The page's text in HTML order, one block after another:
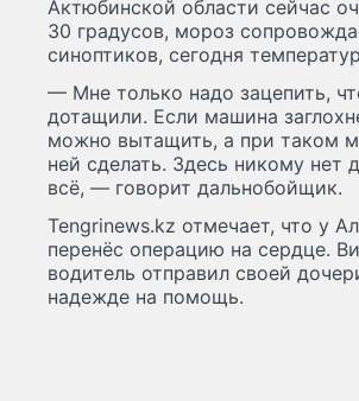
Актюбинской области сейчас
30 градусов, мороз
синоптиков, сегодня
— Мне только надо зацепить,
дотащили. Если машина
можно вытащить, а при таком
ней сделать. Здесь никому нет
всё, — говорит дальнобойщик.
Tengrinews.kz отмечает, что у
перенёс операцию на сердце.
водитель отправил своей
надежде на помощь.